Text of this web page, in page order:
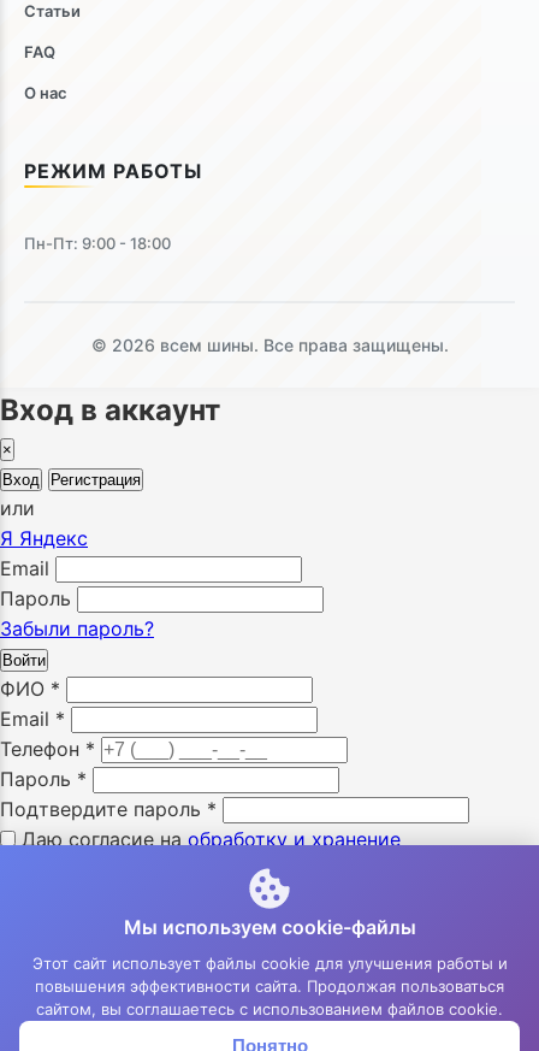
Статьи
FAQ
О нас
РЕЖИМ РАБОТЫ
Пн-Пт: 9:00 - 18:00
© 2026 всем шины. Все права защищены.
Вход в аккаунт
×
Вход
Регистрация
или
Я Яндекс
Email
Пароль
Забыли пароль?
Войти
ФИО *
Email *
Телефон *
Пароль *
Подтвердите пароль *
Даю согласие наобработку и хранение
политикой конфиденциальности
Я даю согласие на получение SMS уведомлений *
Я даю согласие на получение e-mail уведомлений *
Зарегистрироваться
Мы используем cookie-файлы
Этот сайт использует файлы cookie для улучшения работы и
повышения эффективности сайта. Продолжая пользоваться
сайтом, вы соглашаетесь с использованием файлов cookie.
Понятно